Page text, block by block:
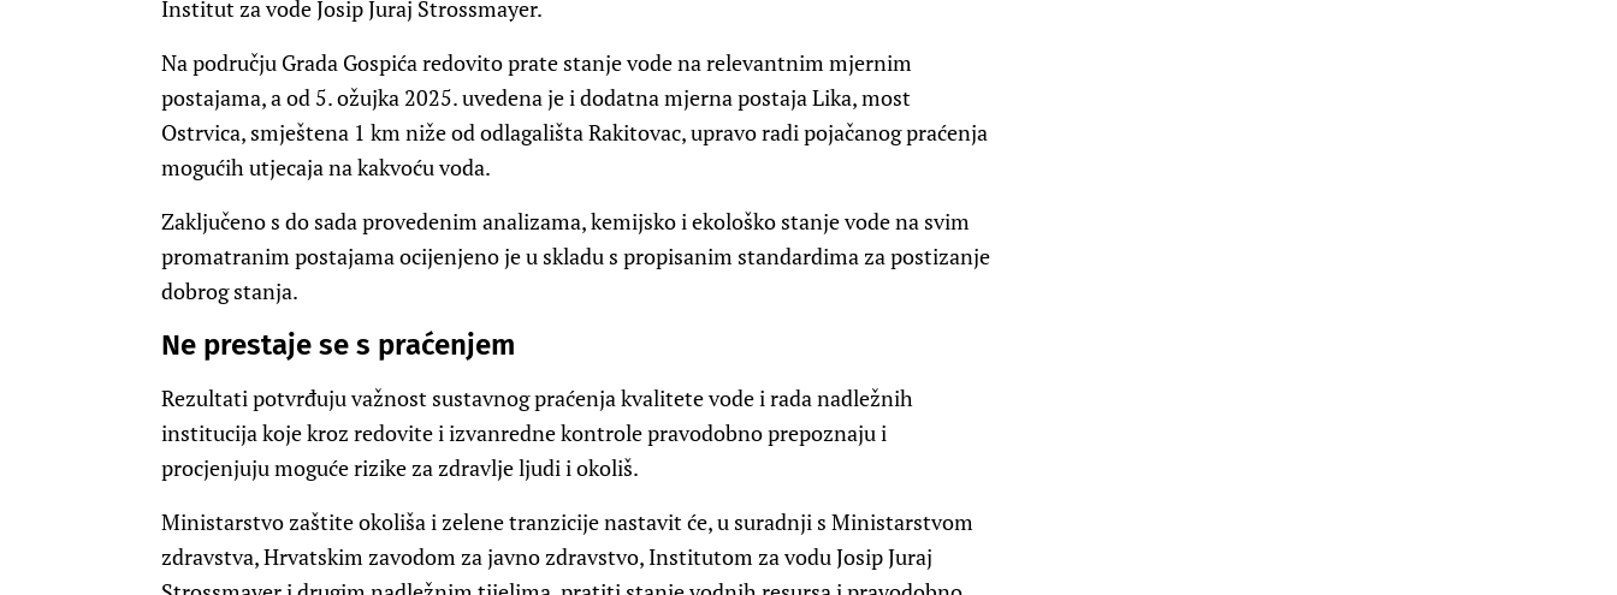
Institut za vode Josip Juraj Strossmayer.
Na području Grada Gospića redovito prate stanje vode na relevantnim mjernim
postajama, a od 5. ožujka 2025. uvedena je i dodatna mjerna postaja Lika, most
Ostrvica, smještena 1 km niže od odlagališta Rakitovac, upravo radi pojačanog praćenja
mogućih utjecaja na kakvoću voda.
Zaključeno s do sada provedenim analizama, kemijsko i ekološko stanje vode na svim
promatranim postajama ocijenjeno je u skladu s propisanim standardima za postizanje
dobrog stanja.
Ne prestaje se s praćenjem
Rezultati potvrđuju važnost sustavnog praćenja kvalitete vode i rada nadležnih
institucija koje kroz redovite i izvanredne kontrole pravodobno prepoznaju i
procjenjuju moguće rizike za zdravlje ljudi i okoliš.
Ministarstvo zaštite okoliša i zelene tranzicije nastavit će, u suradnji s Ministarstvom
zdravstva, Hrvatskim zavodom za javno zdravstvo, Institutom za vodu Josip Juraj